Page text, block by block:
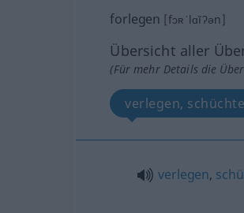
forlegen [fɔʀˈlɑĭʔən]
Übersicht aller
(Für mehr Details die
verlegen,
verlegen,